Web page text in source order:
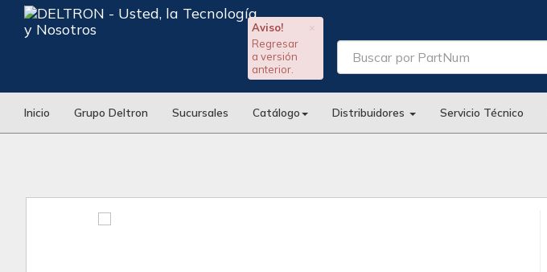
×
Aviso!
Regresar
a versión
anterior.
Inicio Grupo Deltron Sucursales Catálogo Distribuidores Servicio Técnico